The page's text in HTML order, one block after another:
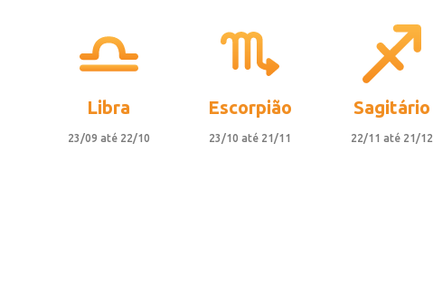
Libra
23/09 até 22/10
Escorpião
23/10 até 21/11
Sagitário
22/11 até 21/12